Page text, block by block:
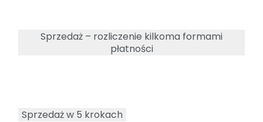
Sprzedaż – rozliczenie kilkoma formami
płatności
Sprzedaż w 5 krokach